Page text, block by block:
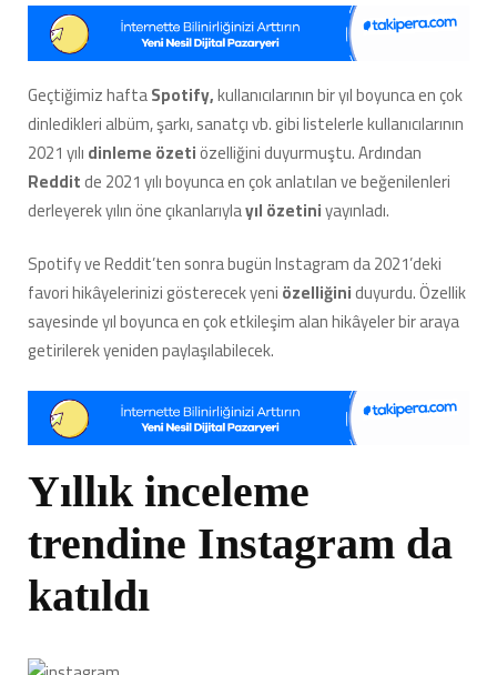
2021’in
Özetini
Oluşturacak
Yeni
Özelliğini
Duyurdu
için
Geçtiğimiz haftaSpotify,kullanıcılarının bir yıl boyunca en çok
dinledikleri albüm, şarkı, sanatçı vb. gibi listelerle kullanıcılarının
2021 yılıdinleme özetiözelliğini duyurmuştu. Ardından
Redditde 2021 yılı boyunca en çok anlatılan ve beğenilenleri
derleyerek yılın öne çıkanlarıylayıl özetiniyayınladı.
Spotify ve Reddit’ten sonra bugün Instagram da 2021’deki
favori hikâyelerinizi gösterecek yeniözelliğiniduyurdu. Özellik
sayesinde yıl boyunca en çok etkileşim alan hikâyeler bir araya
getirilerek yeniden paylaşılabilecek.
Yıllık inceleme
trendine Instagram da
katıldı